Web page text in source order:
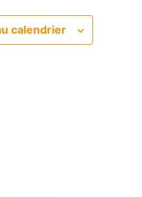
calendrier